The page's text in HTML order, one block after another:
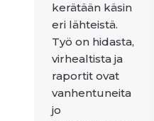
kerätään käsin
eri lähteistä.
Työ on hidasta,
virhealtista ja
raportit ovat
vanhentuneita
jo